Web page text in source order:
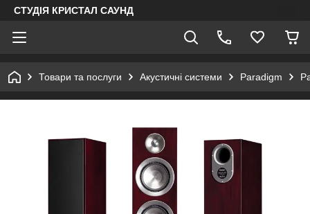
СТУДІЯ КРИСТАЛ САУНД
Товари та послуги Акустичні системи Paradigm